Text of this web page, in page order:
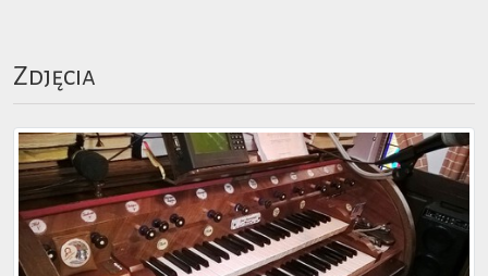
Zdjęcia